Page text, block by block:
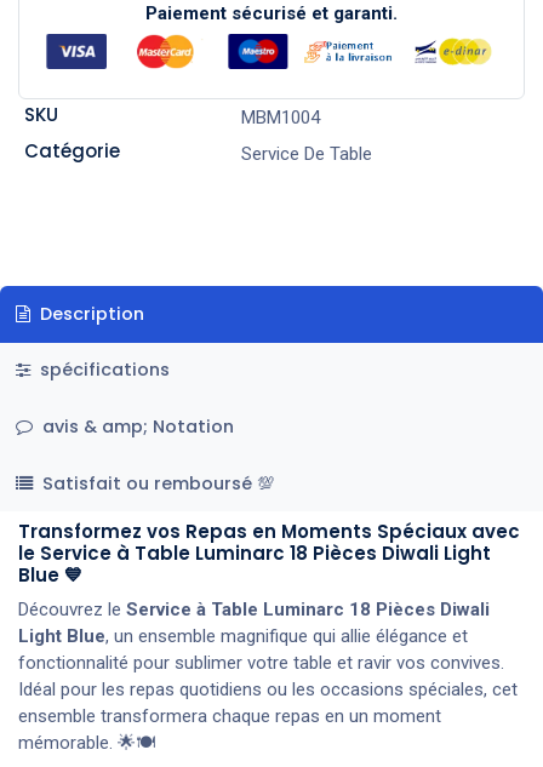
Paiement sécurisé et garanti.
SKU MBM1004
Catégorie Service De Table
Description
spécifications
avis & amp; Notation
Satisfait ou remboursé 💯
Transformez vos Repas en Moments Spéciaux avec
le Service à Table Luminarc 18 Pièces Diwali Light
Blue 💙
Découvrez le Service à Table Luminarc 18 Pièces Diwali
Light Blue, un ensemble magnifique qui allie élégance et
fonctionnalité pour sublimer votre table et ravir vos convives.
Idéal pour les repas quotidiens ou les occasions spéciales, cet
ensemble transformera chaque repas en un moment
mémorable. 🌟🍽️